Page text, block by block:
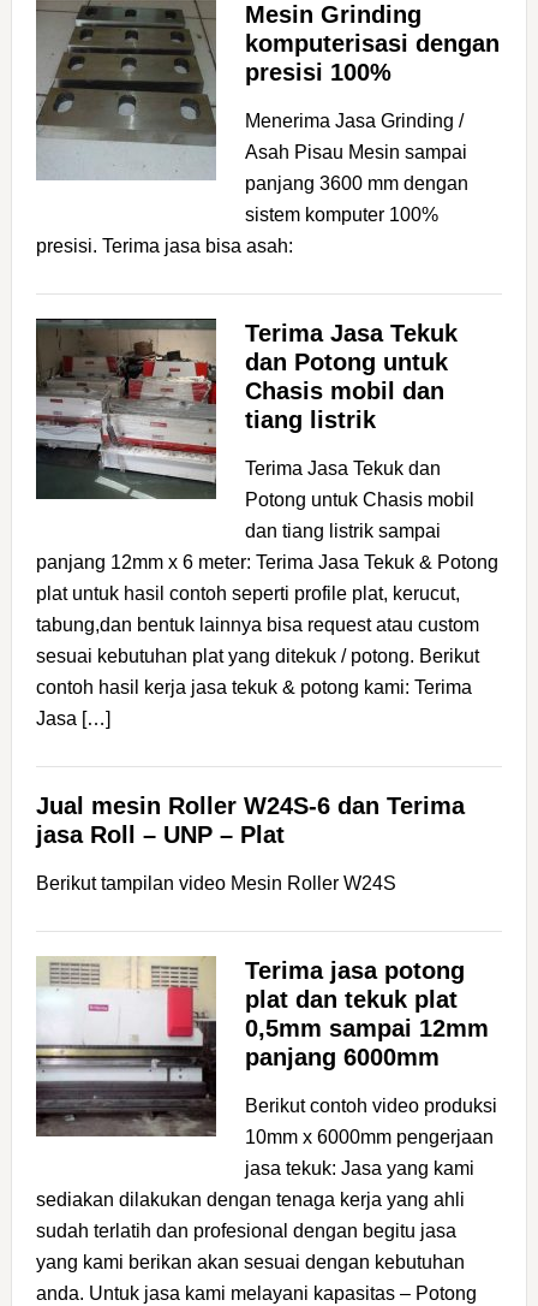
Mesin Grinding
komputerisasi dengan
presisi 100%
Menerima Jasa Grinding /
Asah Pisau Mesin sampai
panjang 3600 mm dengan
sistem komputer 100%
presisi. Terima jasa bisa asah:
Terima Jasa Tekuk
dan Potong untuk
Chasis mobil dan
tiang listrik
Terima Jasa Tekuk dan
Potong untuk Chasis mobil
dan tiang listrik sampai
panjang 12mm x 6 meter: Terima Jasa Tekuk & Potong
plat untuk hasil contoh seperti profile plat, kerucut,
tabung,dan bentuk lainnya bisa request atau custom
sesuai kebutuhan plat yang ditekuk / potong. Berikut
contoh hasil kerja jasa tekuk & potong kami: Terima
Jasa […]
Jual mesin Roller W24S-6 dan Terima
jasa Roll – UNP – Plat
Berikut tampilan video Mesin Roller W24S
Terima jasa potong
plat dan tekuk plat
0,5mm sampai 12mm
panjang 6000mm
Berikut contoh video produksi
10mm x 6000mm pengerjaan
jasa tekuk: Jasa yang kami
sediakan dilakukan dengan tenaga kerja yang ahli
sudah terlatih dan profesional dengan begitu jasa
yang kami berikan akan sesuai dengan kebutuhan
anda. Untuk jasa kami melayani kapasitas – Potong